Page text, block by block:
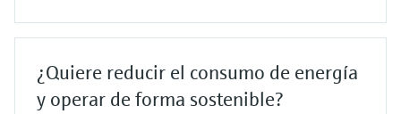
¿Quiere reducir el consumo de energía
y operar de forma sostenible?